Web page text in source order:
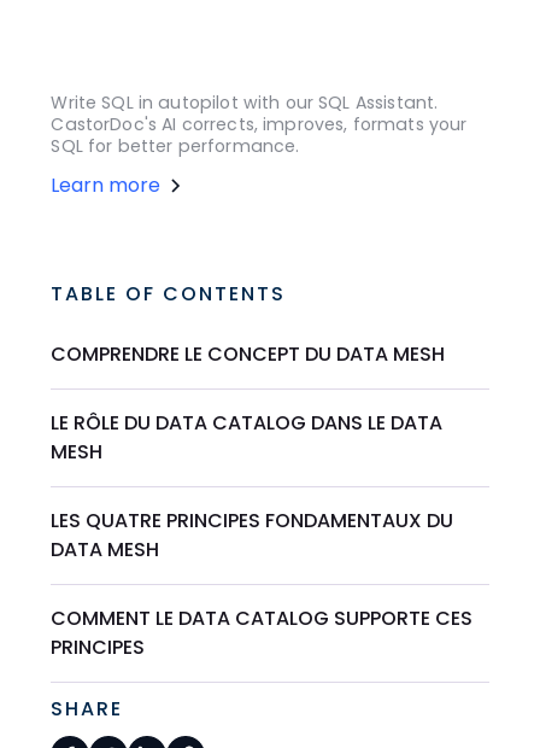
Write SQL in autopilot with our SQL Assistant.
CastorDoc's AI corrects, improves, formats your
SQL for better performance.
Learn more
TABLE OF CONTENTS
COMPRENDRE LE CONCEPT DU DATA MESH
LE RÔLE DU DATA CATALOG DANS LE DATA
MESH
LES QUATRE PRINCIPES FONDAMENTAUX DU
DATA MESH
COMMENT LE DATA CATALOG SUPPORTE CES
PRINCIPES
SHARE